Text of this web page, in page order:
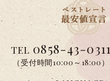
TEL 0858-43-0311
（受付時間10:00～18:00）